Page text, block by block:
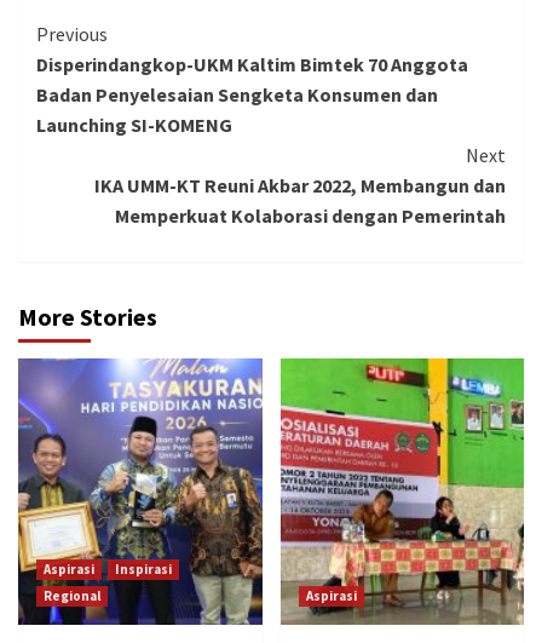
Continue
Reading
Previous
Disperindangkop-UKM Kaltim Bimtek 70 Anggota
Badan Penyelesaian Sengketa Konsumen dan
Launching SI-KOMENG
Next
IKA UMM-KT Reuni Akbar 2022, Membangun dan
Memperkuat Kolaborasi dengan Pemerintah
More Stories
Aspirasi
Inspirasi
Regional
Aspirasi